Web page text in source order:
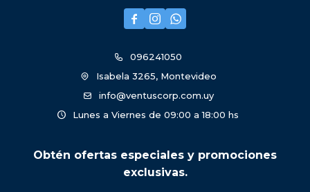
  
096241050
Isabela 3265, Montevideo
info@ventuscorp.com.uy
Lunes a Viernes de 09:00 a 18:00 hs
Obtén ofertas especiales y promociones
exclusivas.